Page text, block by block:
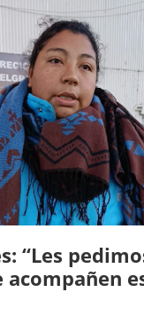
“Les
acompañen